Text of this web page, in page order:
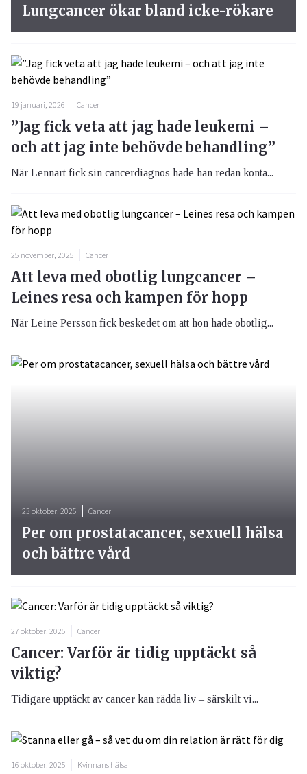
19 januari, 2026 Cancer
”Jag fick veta att jag hade leukemi –
och att jag inte behövde behandling”
När Lennart fick sin cancerdiagnos hade han redan konta...
25 november, 2025 Cancer
Att leva med obotlig lungcancer –
Leines resa och kampen för hopp
När Leine Persson fick beskedet om att hon hade obotlig...
Lungcancer ökar bland icke-rökare
23 oktober, 2025 Cancer
Per om prostatacancer, sexuell hälsa
och bättre vård
27 oktober, 2025 Cancer
Cancer: Varför är tidig upptäckt så
viktig?
Tidigare upptäckt av cancer kan rädda liv – särskilt vi...
16 oktober, 2025 Kvinnans hälsa